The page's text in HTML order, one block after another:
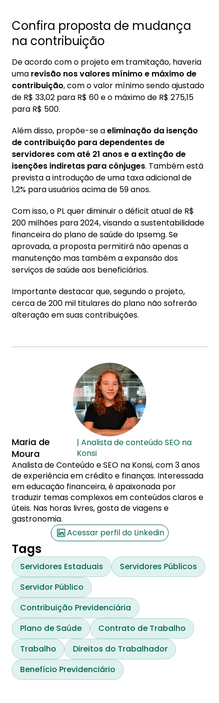
Confira proposta de mudança
na contribuição
De acordo com o projeto em tramitação, haveria
uma revisão nos valores mínimo e máximo de
contribuição, com o valor mínimo sendo ajustado
de R$ 33,02 para R$ 60 e o máximo de R$ 275,15
para R$ 500.
Além disso, propõe-se aeliminação da isenção
de contribuição para dependentes de
servidores com até 21 anos e a extinção de
isenções indiretas para cônjuges. Também está
prevista a introdução de uma taxa adicional de
1,2% para usuários acima de 59 anos.
Com isso, o PL quer diminuir o déficit atual de R$
200 milhões para 2024, visando a sustentabilidade
financeira do plano de saúde do Ipsemg. Se
aprovada, a proposta permitirá não apenas a
manutenção mas também a expansão dos
serviços de saúde aos beneficiários.
Importante destacar que, segundo o projeto,
cerca de 200 mil titulares do plano não sofrerão
alteração em suas contribuições.
Maria de
Moura
| Analista de conteúdo SEO na
Konsi
Analista de Conteúdo e SEO na Konsi, com 3 anos
de experiência em crédito e finanças. Interessada
em educação financeira, é apaixonada por
traduzir temas complexos em conteúdos claros e
úteis. Nas horas livres, gosta de viagens e
gastronomia.
Acessar perfil do Linkedin
Tags
Servidores Estaduais
Servidores Públicos
Servidor Público
Contribuição Previdenciária
Plano de Saúde
Contrato de Trabalho
Trabalho
Direitos do Trabalhador
Benefício Previdenciário